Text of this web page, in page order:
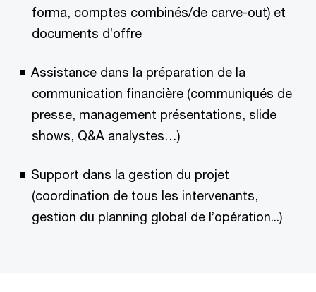
forma, comptes combinés/de carve-out) et
documents d’offre
Assistance dans la préparation de la
communication financière (communiqués de
presse, management présentations, slide
shows, Q&A analystes…)
Support dans la gestion du projet
(coordination de tous les intervenants,
gestion du planning global de l’opération...)